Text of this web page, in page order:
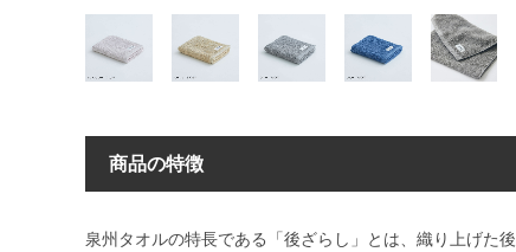
商品の特徴
泉州タオルの特長である「後ざらし」とは、織り上げた